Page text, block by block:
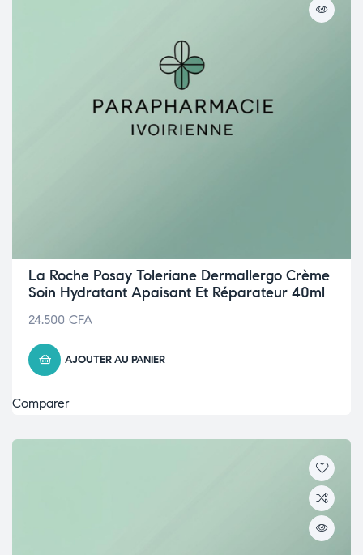
La Roche Posay Toleriane Dermallergo Crème
Soin Hydratant Apaisant Et Réparateur 40ml
24.500 CFA
AJOUTER AU PANIER
Comparer